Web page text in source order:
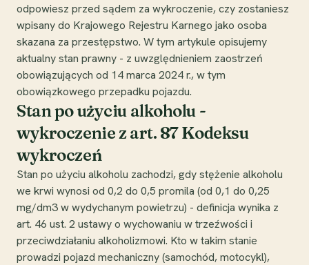
odpowiesz przed sądem za wykroczenie, czy zostaniesz
wpisany do Krajowego Rejestru Karnego jako osoba
skazana za przestępstwo. W tym artykule opisujemy
aktualny stan prawny - z uwzględnieniem zaostrzeń
obowiązujących od 14 marca 2024 r., w tym
obowiązkowego przepadku pojazdu.
Stan po użyciu alkoholu -
wykroczenie z art. 87 Kodeksu
wykroczeń
Stan po użyciu alkoholu zachodzi, gdy stężenie alkoholu
we krwi wynosi od 0,2 do 0,5 promila (od 0,1 do 0,25
mg/dm3 w wydychanym powietrzu) - definicja wynika z
art. 46 ust. 2 ustawy o wychowaniu w trzeźwości i
przeciwdziałaniu alkoholizmowi. Kto w takim stanie
prowadzi pojazd mechaniczny (samochód, motocykl),